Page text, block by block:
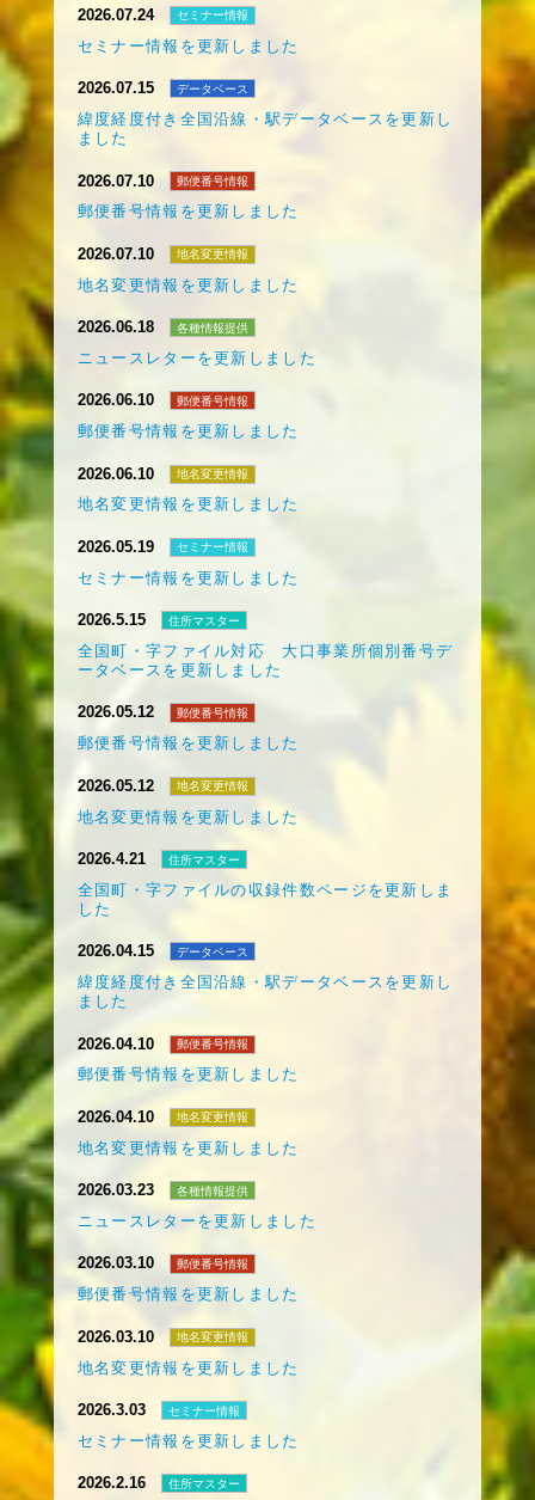
2026.07.24 セミナー情報
セミナー情報を更新しました
2026.07.15 データベース
緯度経度付き全国沿線・駅データベースを更新し
ました
2026.07.10 郵便番号情報
郵便番号情報を更新しました
2026.07.10 地名変更情報
地名変更情報を更新しました
2026.06.18 各種情報提供
ニュースレターを更新しました
2026.06.10 郵便番号情報
郵便番号情報を更新しました
2026.06.10 地名変更情報
地名変更情報を更新しました
2026.05.19 セミナー情報
セミナー情報を更新しました
2026.5.15 住所マスター
全国町・字ファイル対応 大口事業所個別番号デ
ータベースを更新しました
2026.05.12 郵便番号情報
郵便番号情報を更新しました
2026.05.12 地名変更情報
地名変更情報を更新しました
2026.4.21 住所マスター
全国町・字ファイルの収録件数ページを更新しま
した
2026.04.15 データベース
緯度経度付き全国沿線・駅データベースを更新し
ました
2026.04.10 郵便番号情報
郵便番号情報を更新しました
2026.04.10 地名変更情報
地名変更情報を更新しました
2026.03.23 各種情報提供
ニュースレターを更新しました
2026.03.10 郵便番号情報
郵便番号情報を更新しました
2026.03.10 地名変更情報
地名変更情報を更新しました
2026.3.03 セミナー情報
セミナー情報を更新しました
2026.2.16 住所マスター